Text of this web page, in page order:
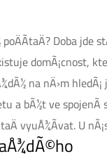
Doba jde
domÃ¡cnost,
na nÄ›m
a bÃ½t ve spojenÃ­
vyuÅ¾Ã­vat. U